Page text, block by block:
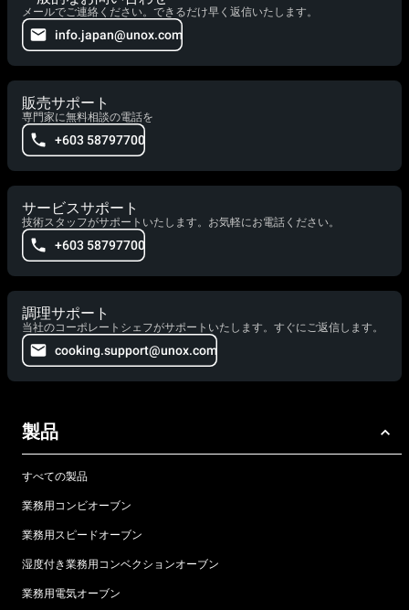
メールでご連絡ください。できるだけ早く返信いたします。
info.japan@unox.com
販売サポート
専門家に無料相談の電話を
+603 58797700
サービスサポート
技術スタッフがサポートいたします。お気軽にお電話ください。
+603 58797700
調理サポート
当社のコーポレートシェフがサポートいたします。すぐにご返信します。
cooking.support@unox.com
製品
すべての製品
業務用コンビオーブン
業務用スピードオーブン
湿度付き業務用コンベクションオーブン
業務用電気オーブン